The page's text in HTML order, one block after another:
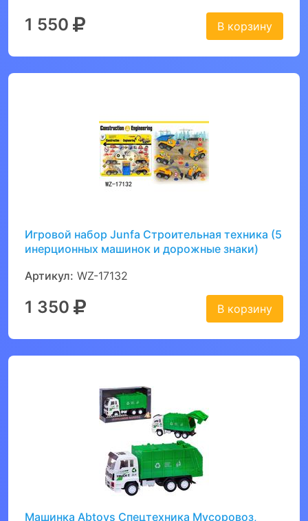
1 550 В корзину
Игровой набор Junfa Строительная техника (5
инерционных машинок и дорожные знаки)
Артикул: WZ-17132
1 350 В корзину
Машинка Abtoys Спецтехника Мусоровоз,